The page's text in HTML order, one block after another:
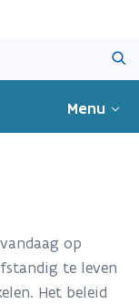
Menu
op
te leven
Het beleid